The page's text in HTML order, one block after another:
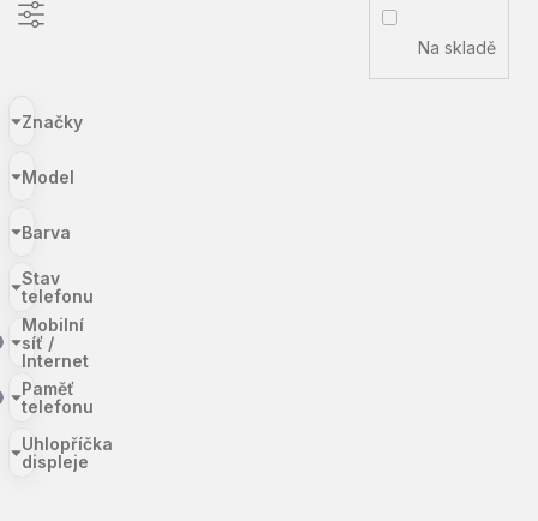
Na skladě
Značky
Model
Barva
Stav
telefonu
Mobilní
síť /
Internet
Paměť
telefonu
Uhlopříčka
displeje